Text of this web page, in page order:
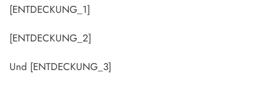
[ENTDECKUNG_1]
[ENTDECKUNG_2]
Und [ENTDECKUNG_3]